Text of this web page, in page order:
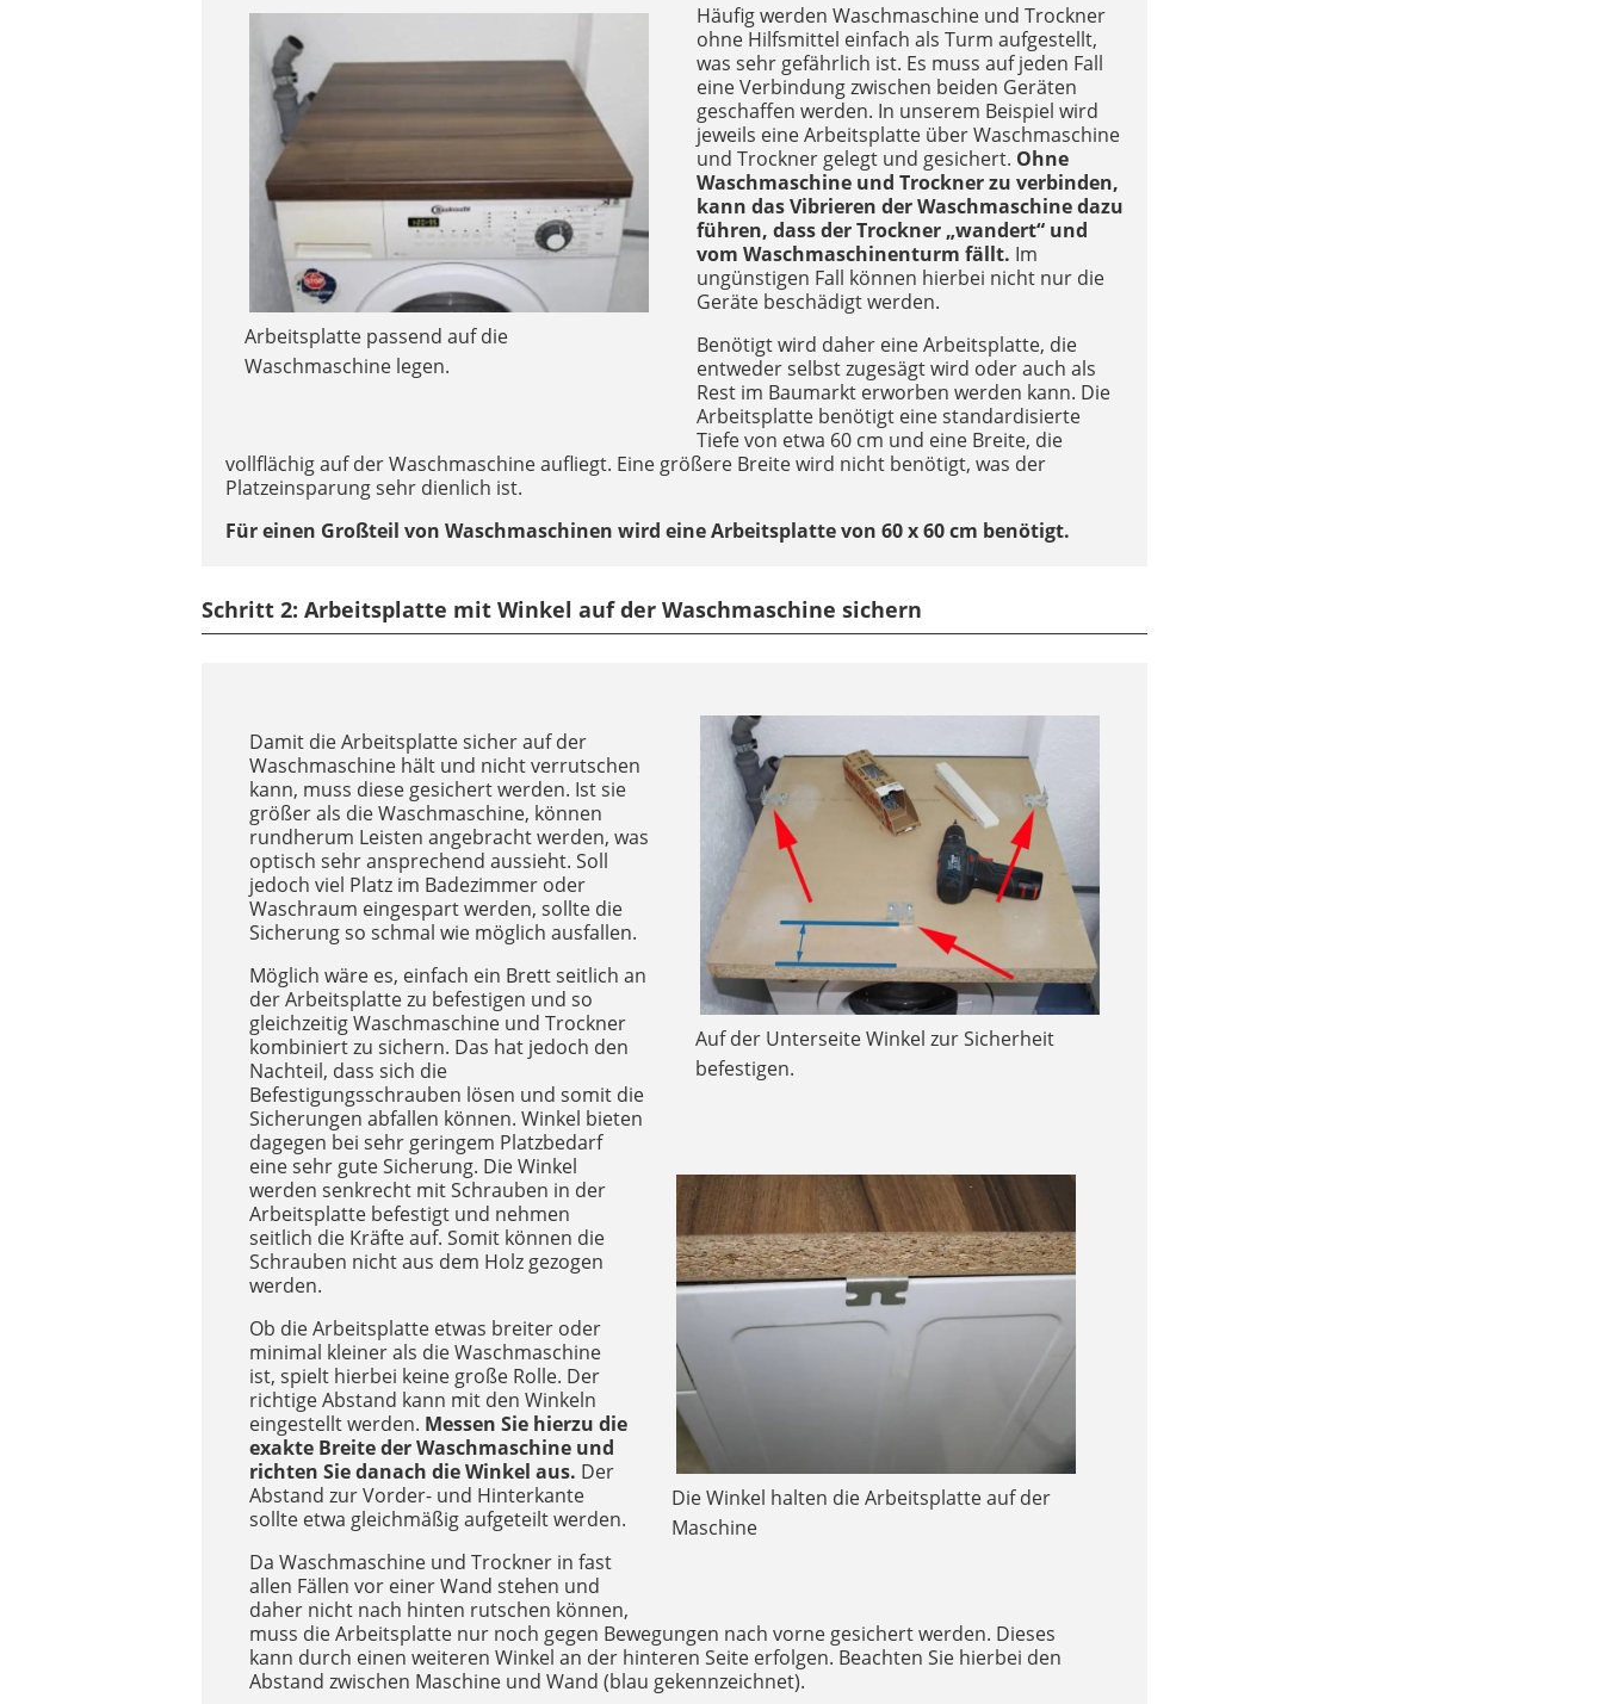
Arbeitsplatte passend auf die
Waschmaschine legen.
Häufig werden Waschmaschine und Trockner
ohne Hilfsmittel einfach als Turm aufgestellt,
was sehr gefährlich ist. Es muss auf jeden Fall
eine Verbindung zwischen beiden Geräten
geschaffen werden. In unserem Beispiel wird
jeweils eine Arbeitsplatte über Waschmaschine
und Trockner gelegt und gesichert. Ohne
Waschmaschine und Trockner zu verbinden,
kann das Vibrieren der Waschmaschine dazu
führen, dass der Trockner „wandert“ und
vom Waschmaschinenturm fällt. Im
ungünstigen Fall können hierbei nicht nur die
Geräte beschädigt werden.
Benötigt wird daher eine Arbeitsplatte, die
entweder selbst zugesägt wird oder auch als
Rest im Baumarkt erworben werden kann. Die
Arbeitsplatte benötigt eine standardisierte
Tiefe von etwa 60 cm und eine Breite, die
vollflächig auf der Waschmaschine aufliegt. Eine größere Breite wird nicht benötigt, was der
Platzeinsparung sehr dienlich ist.
Für einen Großteil von Waschmaschinen wird eine Arbeitsplatte von 60 x 60 cm benötigt.
Schritt 2: Arbeitsplatte mit Winkel auf der Waschmaschine sichern
Auf der Unterseite Winkel zur Sicherheit
befestigen.
Die Winkel halten die Arbeitsplatte auf der
Maschine
Damit die Arbeitsplatte sicher auf der
Waschmaschine hält und nicht verrutschen
kann, muss diese gesichert werden. Ist sie
größer als die Waschmaschine, können
rundherum Leisten angebracht werden, was
optisch sehr ansprechend aussieht. Soll
jedoch viel Platz im Badezimmer oder
Waschraum eingespart werden, sollte die
Sicherung so schmal wie möglich ausfallen.
Möglich wäre es, einfach ein Brett seitlich an
der Arbeitsplatte zu befestigen und so
gleichzeitig Waschmaschine und Trockner
kombiniert zu sichern. Das hat jedoch den
Nachteil, dass sich die
Befestigungsschrauben lösen und somit die
Sicherungen abfallen können. Winkel bieten
dagegen bei sehr geringem Platzbedarf
eine sehr gute Sicherung. Die Winkel
werden senkrecht mit Schrauben in der
Arbeitsplatte befestigt und nehmen
seitlich die Kräfte auf. Somit können die
Schrauben nicht aus dem Holz gezogen
werden.
Ob die Arbeitsplatte etwas breiter oder
minimal kleiner als die Waschmaschine
ist, spielt hierbei keine große Rolle. Der
richtige Abstand kann mit den Winkeln
eingestellt werden. Messen Sie hierzu die
exakte Breite der Waschmaschine und
richten Sie danach die Winkel aus. Der
Abstand zur Vorder- und Hinterkante
sollte etwa gleichmäßig aufgeteilt werden.
Da Waschmaschine und Trockner in fast
allen Fällen vor einer Wand stehen und
daher nicht nach hinten rutschen können,
muss die Arbeitsplatte nur noch gegen Bewegungen nach vorne gesichert werden. Dieses
kann durch einen weiteren Winkel an der hinteren Seite erfolgen. Beachten Sie hierbei den
Abstand zwischen Maschine und Wand (blau gekennzeichnet).